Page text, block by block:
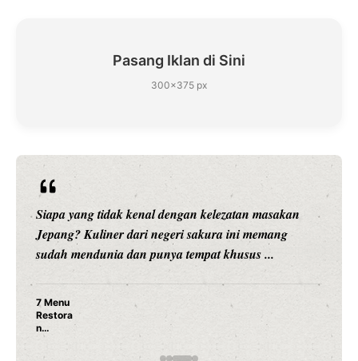
Pasang Iklan di Sini
300×375 px
Siapa yang tidak kenal dengan kelezatan masakan
Jepang? Kuliner dari negeri sakura ini memang
sudah mendunia dan punya tempat khusus ...
7 Menu
Restora
n
Jepang
yang